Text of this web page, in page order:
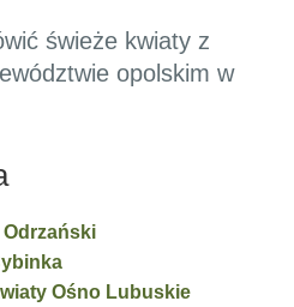
świeże kwiaty z
opolskim w
Ośno Lubuskie